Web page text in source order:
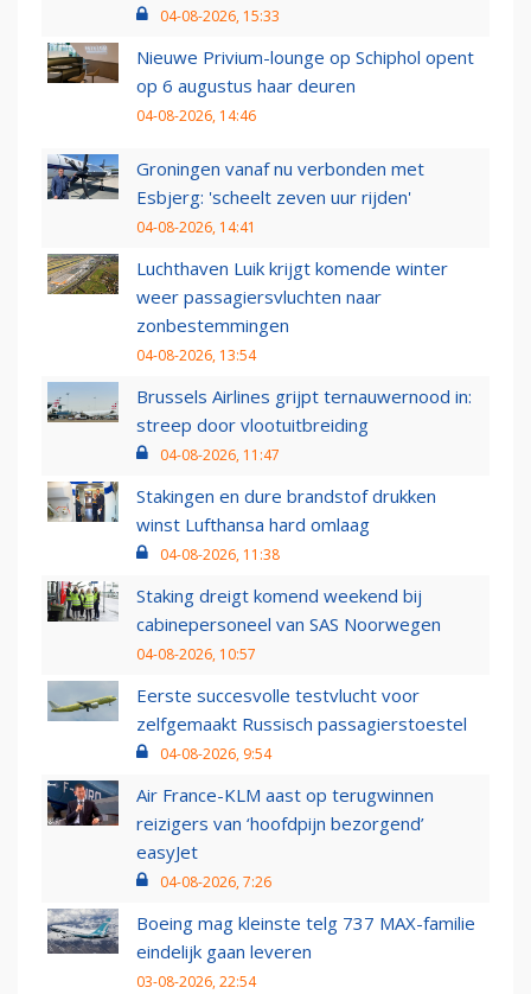
04-08-2026, 15:33
Nieuwe Privium-lounge op Schiphol opent
op 6 augustus haar deuren
04-08-2026, 14:46
Groningen vanaf nu verbonden met
Esbjerg: 'scheelt zeven uur rijden'
04-08-2026, 14:41
Luchthaven Luik krijgt komende winter
weer passagiersvluchten naar
zonbestemmingen
04-08-2026, 13:54
Brussels Airlines grijpt ternauwernood in:
streep door vlootuitbreiding
04-08-2026, 11:47
Stakingen en dure brandstof drukken
winst Lufthansa hard omlaag
04-08-2026, 11:38
Staking dreigt komend weekend bij
cabinepersoneel van SAS Noorwegen
04-08-2026, 10:57
Eerste succesvolle testvlucht voor
zelfgemaakt Russisch passagierstoestel
04-08-2026, 9:54
Air France-KLM aast op terugwinnen
reizigers van ‘hoofdpijn bezorgend’
easyJet
04-08-2026, 7:26
Boeing mag kleinste telg 737 MAX-familie
eindelijk gaan leveren
03-08-2026, 22:54